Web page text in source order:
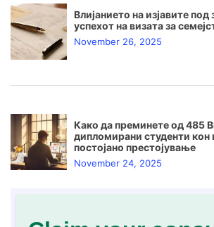
Влијанието на изјавите под
успехот на визата за
November 26, 2025
Како да преминете од 485
дипломирани студенти кон
постојано престојување
November 24, 2025